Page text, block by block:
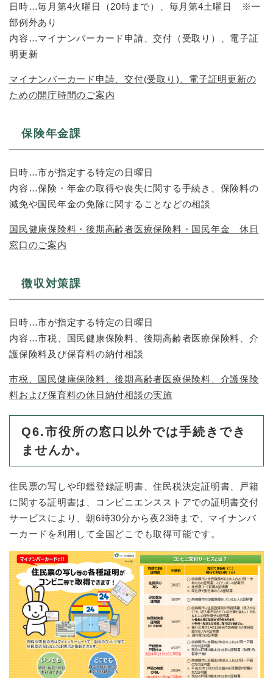
日時…毎月第4火曜日（20時まで）、毎月第4土曜日 ※一
部例外あり
内容…​マイナンバーカード申請、交付（受取り）、電子証
明更新
マイナンバーカード申請、交付(受取り)、電子証明更新の
ための開庁時間のご案内
保険年金課
日時…市が指定する特定の日曜日
​内容…保険・年金の取得や喪失に関する手続き、保険料の
減免や国民年金の免除に関することなどの相談
国民健康保険料・後期高齢者医療保険料・国民年金 休日
窓口のご案内
徴収対策課
日時…市が指定する特定の日曜日
内容…市税、国民健康保険料、後期高齢者医療保険料、介
護保険料及び保育料の納付相談
市税、国民健康保険料、後期高齢者医療保険料、介護保険
料および保育料の休日納付相談の実施
Q6.市役所の窓口以外では手続きでき
ませんか。
住民票の写しや印鑑登録証明書、住民税決定証明書、戸籍
に関する証明書は、コンビニエンスストアでの証明書交付
サービスにより、朝6時30分から夜23時まで、マイナンバ
ーカードを利用して全国どこでも取得可能です。